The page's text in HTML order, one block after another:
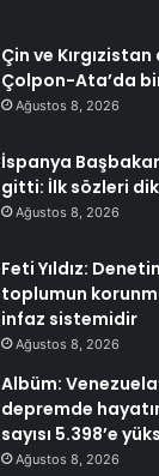
Çin ve
Çolpon-Ata’da
Ağustos 8, 2026
İspanya
gitti: İlk sözleri
Ağustos 8, 2026
Feti Yıldız:
toplumun
infaz sistemidir
Ağustos 8, 2026
Albüm:
depremde
sayısı 5.398’e
Ağustos 8, 2026